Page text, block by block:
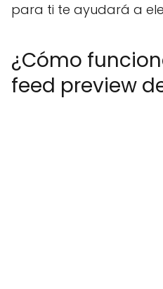
para ti te ayudará a
¿Cómo
feed preview